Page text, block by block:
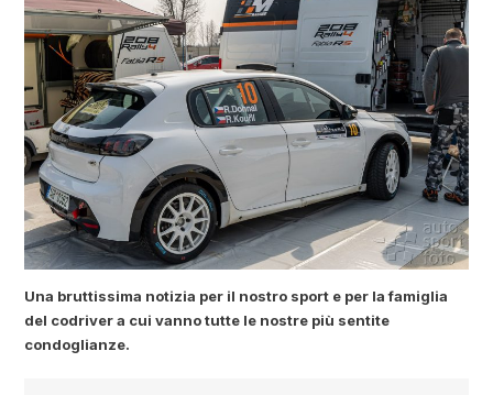
Una bruttissima notizia per il nostro sport e per la famiglia
del codriver a cui vanno tutte le nostre più sentite
condoglianze.